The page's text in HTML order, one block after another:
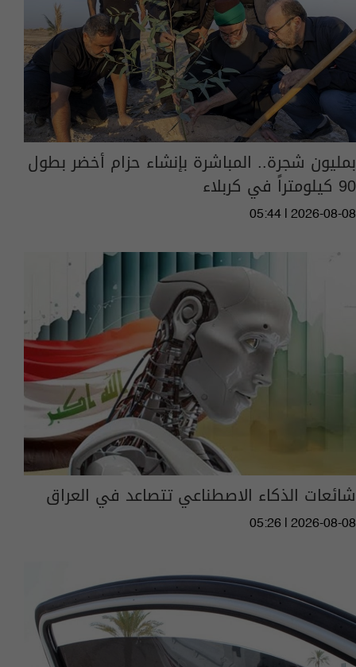
بمليون شجرة.. المباشرة بإنشاء حزام أخضر بطول
90 كيلومتراً في كربلاء
05:44 | 2026-08-08
شائعات الذكاء الاصطناعي تتصاعد في العراق
05:26 | 2026-08-08